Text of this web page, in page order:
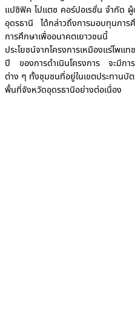
แปซิฟิค โปแตซ คอร์ปอเรชั่น จำกัด ผู้
อุดรธานี ได้กล่าวถึงการมอบทุนการ
การศึกษาเพื่ออนาคตเยาวชนนี้
ประโยชน์จากโครงการเหมืองแร่โพ
ปี ของการดำเนินโครงการ จะมีกา
ต่าง ๆ ทั้งชุมชนที่อยู่ในเขตประทานบั
พื้นที่จังหวัดอุดรธานีอย่างต่อเนื่อง